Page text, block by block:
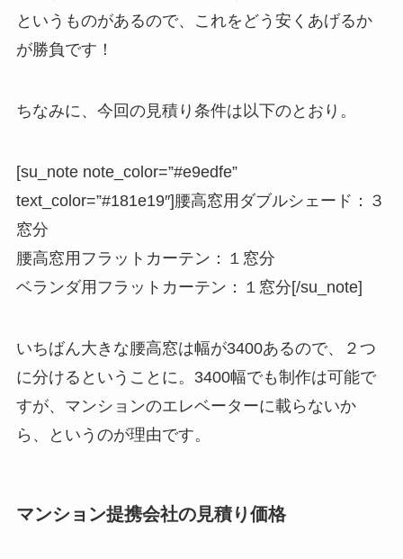
というものがあるので、これをどう安くあげるか
が勝負です！
ちなみに、今回の見積り条件は以下のとおり。
[su_note note_color=”#e9edfe”
text_color=”#181e19″]腰高窓用ダブルシェード：３
窓分
腰高窓用フラットカーテン：１窓分
ベランダ用フラットカーテン：１窓分[/su_note]
いちばん大きな腰高窓は幅が3400あるので、２つ
に分けるということに。3400幅でも制作は可能で
すが、マンションのエレベーターに載らないか
ら、というのが理由です。
マンション提携会社の見積り価格